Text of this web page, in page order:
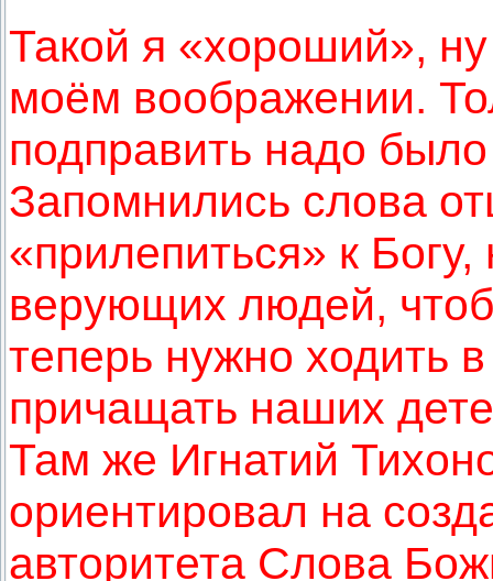
Такой я «хороший»,
моём воображении.
подправить надо
Запомнились слова
«прилепиться» к
верующих людей,
теперь нужно ходить
причащать наших
Там же Игнатий
ориентировал на
авторитета Слова